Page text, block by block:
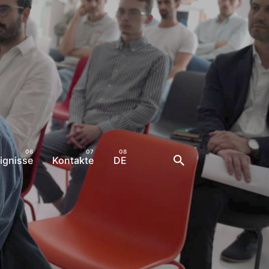
Kontakte DE